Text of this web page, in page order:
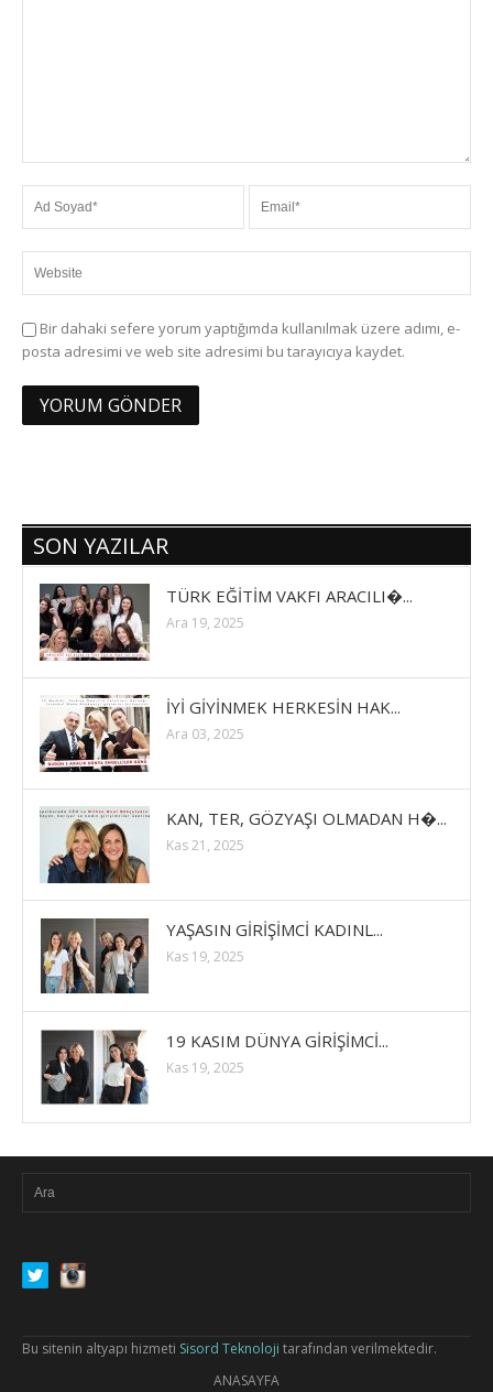
Bir dahaki sefere yorum yaptığımda kullanılmak üzere adımı, e-
posta adresimi ve web site adresimi bu tarayıcıya kaydet.
SON YAZILAR
TÜRK EĞİTİM VAKFI ARACILI�...
Ara 19, 2025
İYİ GİYİNMEK HERKESİN HAK...
Ara 03, 2025
KAN, TER, GÖZYAŞI OLMADAN H�...
Kas 21, 2025
YAŞASIN GİRİŞİMCİ KADINL...
Kas 19, 2025
19 KASIM DÜNYA GİRİŞİMCİ...
Kas 19, 2025
Bu sitenin altyapı hizmeti Sisord Teknoloji tarafından verilmektedir.
ANASAYFA